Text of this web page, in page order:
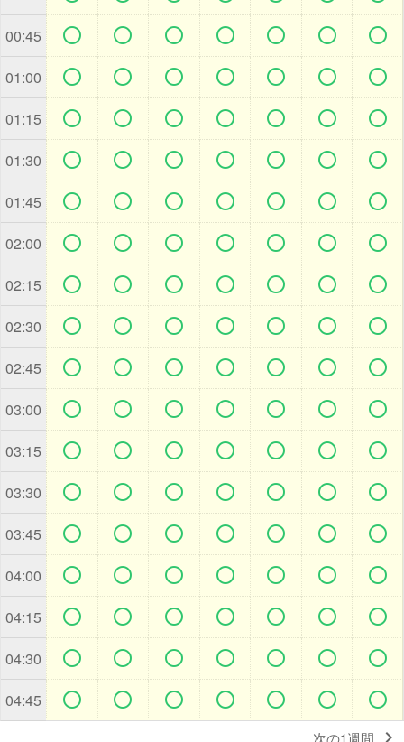
00:45       
01:00       
01:15       
01:30       
01:45       
02:00       
02:15       
02:30       
02:45       
03:00       
03:15       
03:30       
03:45       
04:00       
04:15       
04:30       
04:45       
次の1週間 